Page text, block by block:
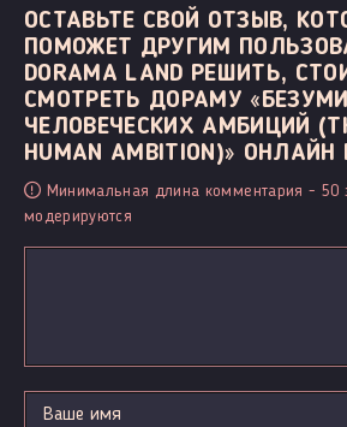
ОСТАВЬТЕ СВОЙ ОТЗЫВ,
ПОМОЖЕТ ДРУГИМ
DORAMA LAND РЕШИТЬ,
СМОТРЕТЬ ДОРАМУ
ЧЕЛОВЕЧЕСКИХ АМБИЦИЙ
HUMAN AMBITION)»
Минимальная длина комментария - 50
модерируются